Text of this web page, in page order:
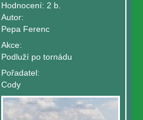
Hodnocení: 2 b.
Autor:
Pepa Ferenc
Akce:
Podluží po tornádu
Pořadatel:
Cody